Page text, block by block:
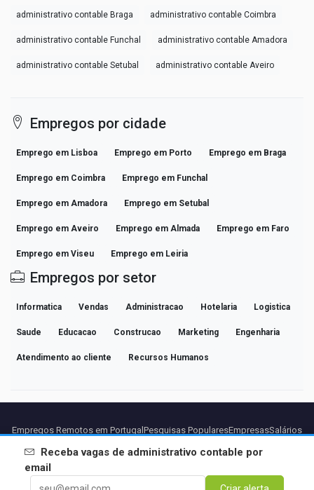
administrativo contable Braga administrativo contable Coimbra
administrativo contable Funchal administrativo contable Amadora
administrativo contable Setubal administrativo contable Aveiro
Empregos por cidade
Emprego em Lisboa Emprego em Porto Emprego em Braga
Emprego em Coimbra Emprego em Funchal
Emprego em Amadora Emprego em Setubal
Emprego em Aveiro Emprego em Almada Emprego em Faro
Emprego em Viseu Emprego em Leiria
Empregos por setor
Informatica Vendas Administracao Hotelaria Logistica
Saude Educacao Construcao Marketing Engenharia
Atendimento ao cliente Recursos Humanos
Receba vagas de administrativo contable por
email
Empregos Remotos em Portugal Pesquisas PopularesEmpresasSalários
ParceirosAviso legalPrivacidadeTermosTermos Premium